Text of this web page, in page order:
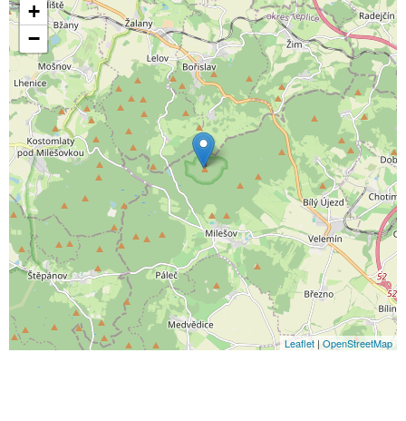
+
−
Leaflet | OpenStreetMap